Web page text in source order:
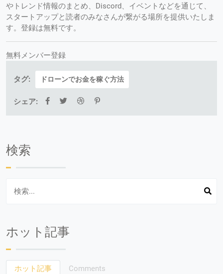
やトレンド情報のまとめ、Discord、イベントなどを通じて、
スタートアップと読者のみなさんが繋がる場所を提供いたしま
す。登録は無料です。
無料メンバー登録
タグ: ドローンでお金を稼ぐ方法
シェア:
検索
ホット記事
ホット記事 Comments